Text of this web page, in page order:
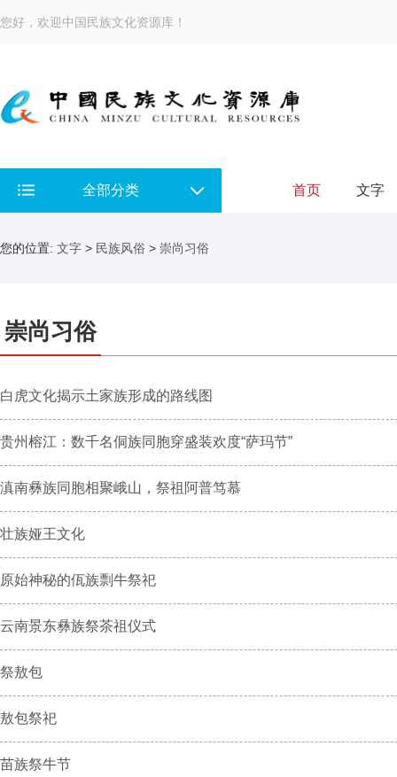
您好，欢迎中国民族文化资源库！
全部分类 首页 文字
您的位置: 文字 > 民族风俗 > 崇尚习俗
崇尚习俗
白虎文化揭示土家族形成的路线图
贵州榕江：数千名侗族同胞穿盛装欢度“萨玛节”
滇南彝族同胞相聚峨山，祭祖阿普笃慕
壮族娅王文化
原始神秘的佤族剽牛祭祀
云南景东彝族祭茶祖仪式
祭敖包
敖包祭祀
苗族祭牛节